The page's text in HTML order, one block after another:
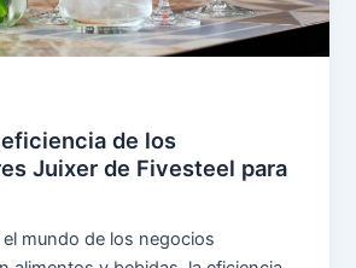
de los
Juixer de Fivesteel para
mundo de los negocios